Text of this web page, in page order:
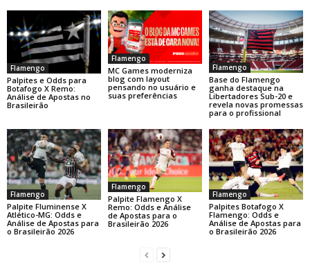
Flamengo
Palpites e Odds para
Botafogo X Remo:
Análise de Apostas no
Brasileirão
Flamengo
MC Games moderniza
blog com layout
pensando no usuário e
suas preferências
Flamengo
Base do Flamengo
ganha destaque na
Libertadores Sub-20 e
revela novas promessas
para o profissional
Flamengo
Palpite Fluminense X
Atlético-MG: Odds e
Análise de Apostas para
o Brasileirão 2026
Flamengo
Palpite Flamengo X
Remo: Odds e Análise
de Apostas para o
Brasileirão 2026
Flamengo
Palpites Botafogo X
Flamengo: Odds e
Análise de Apostas para
o Brasileirão 2026